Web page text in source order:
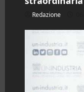
Redazione